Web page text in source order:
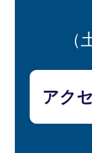
アク